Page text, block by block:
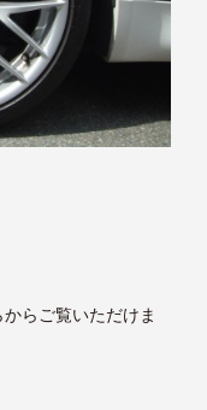
らご覧いただけま